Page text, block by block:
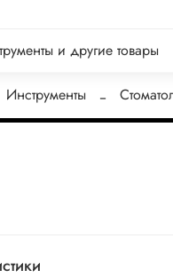
и другие товары
Инструменты